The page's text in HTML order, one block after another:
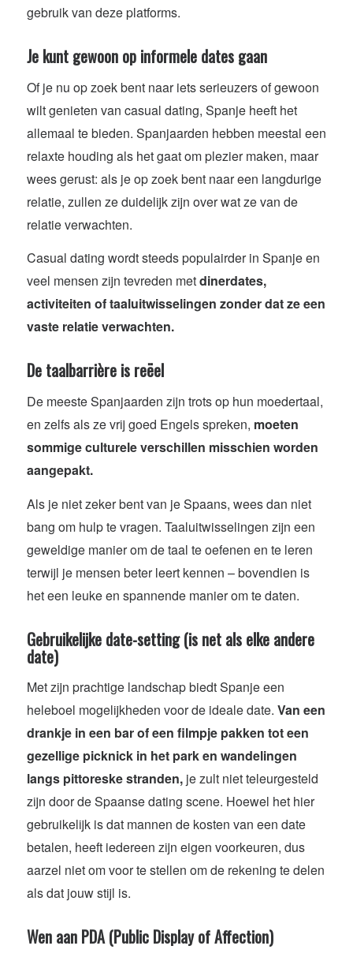
gebruik van deze platforms.
Je kunt gewoon op informele dates gaan
Of je nu op zoek bent naar iets serieuzers of gewoon
wilt genieten van casual dating, Spanje heeft het
allemaal te bieden. Spanjaarden hebben meestal een
relaxte houding als het gaat om plezier maken, maar
wees gerust: als je op zoek bent naar een langdurige
relatie, zullen ze duidelijk zijn over wat ze van de
relatie verwachten.
Casual dating wordt steeds populairder in Spanje en
veel mensen zijn tevreden metdinerdates,
activiteiten of taaluitwisselingen zonder dat ze een
vaste relatie verwachten.
De taalbarrière is reëel
De meeste Spanjaarden zijn trots op hun moedertaal,
en zelfs als ze vrij goed Engels spreken, moeten
sommige culturele verschillen misschien worden
aangepakt.
Als je niet zeker bent van je Spaans, wees dan niet
bang om hulp te vragen. Taaluitwisselingen zijn een
geweldige manier om de taal te oefenen en te leren
terwijl je mensen beter leert kennen – bovendien is
het een leuke en spannende manier om te daten.
Gebruikelijke date-setting(is net als elke andere
date)
Met zijn prachtige landschap biedt Spanje een
heleboel mogelijkheden voor de ideale date. Van een
drankje in een bar of een filmpje pakken tot een
gezellige picknick in het park en wandelingen
langs pittoreske stranden,je zult niet teleurgesteld
zijn door de Spaanse dating scene. Hoewel het hier
gebruikelijk is dat mannen de kosten van een date
betalen, heeft iedereen zijn eigen voorkeuren, dus
aarzel niet om voor te stellen om de rekening te delen
als dat jouw stijl is.
Wen aan PDA(Public Display of Affection)